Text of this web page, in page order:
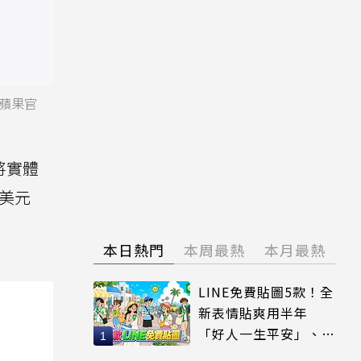
果官
實體
元
本日熱門 本周最熱 本月最熱
LINE免費貼圖5款！全
新表情貼爽用半年
「好人一生平安」、